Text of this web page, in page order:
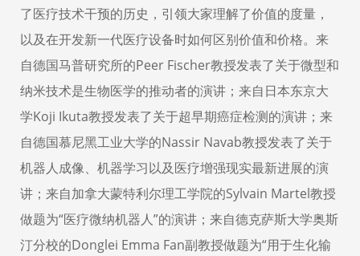
了医疗技术干预的历史，引领大家理解了价值的度量，
以及在开发新一代医疗设备时如何区别价值和价格。来
自德国马普研究所的Peer Fischer教授发表了关于微型和
纳米技术是生物医学的推动者的演讲；来自日本东京大
学Koji Ikuta教授发表了关于超早期癌症检测的演讲；来
自德国慕尼黑工业大学的Nassir Navab教授发表了关于
机器人成像、机器学习以及医疗增强现实最新进展的演
讲；来自加拿大蒙特利尔理工学院的Sylvain Martel教授
做题为“医疗微纳机器人”的演讲；来自德克萨斯大学奥斯
汀分校的Donglei Emma Fan副教授做题为“用于生化输